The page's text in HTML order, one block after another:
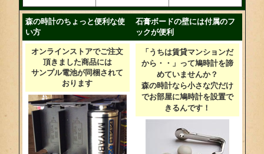
森の時計のちょっと便利な使
い方
石膏ボードの壁には付属のフ
ックが便利
オンラインストアでご注文
頂きました商品には
サンプル電池が同梱されて
おります
「うちは賃貸マンションだ
から・・」って鳩時計を諦
めていませんか？
森の時計なら小さな穴だけ
でお部屋に鳩時計を設置で
きるんです！